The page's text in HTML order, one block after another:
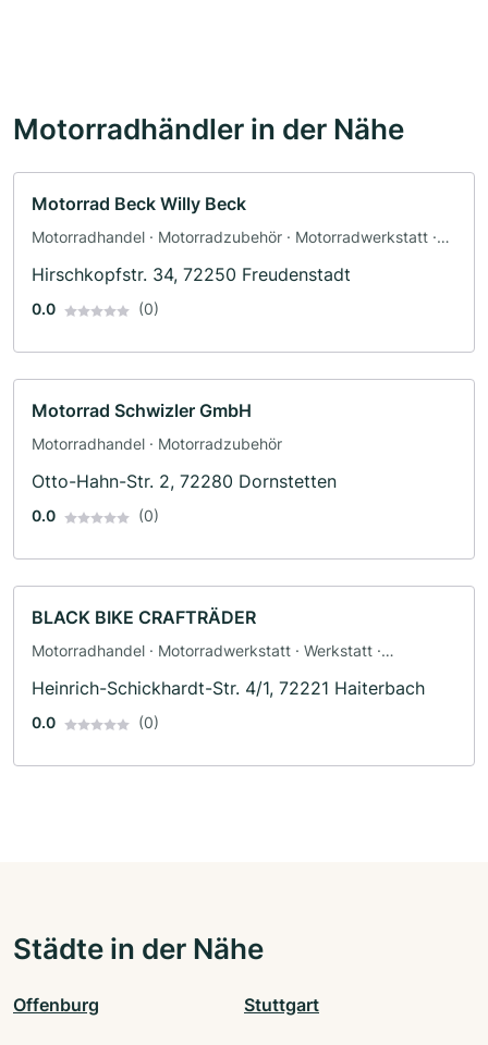
Motorradhändler in der Nähe
Motorrad Beck Willy Beck
Motorradhandel · Motorradzubehör · Motorradwerkstatt ·
Motorradservice · Fahrzeuglackierungen
Hirschkopfstr. 34, 72250 Freudenstadt
0.0 (0)
Motorrad Schwizler GmbH
Motorradhandel · Motorradzubehör
Otto-Hahn-Str. 2, 72280 Dornstetten
0.0 (0)
BLACK BIKE CRAFTRÄDER
Motorradhandel · Motorradwerkstatt · Werkstatt ·
Heinrich-Schickhardt-Str. 4/1, 72221 Haiterbach
0.0 (0)
Städte in der Nähe
Offenburg Stuttgart